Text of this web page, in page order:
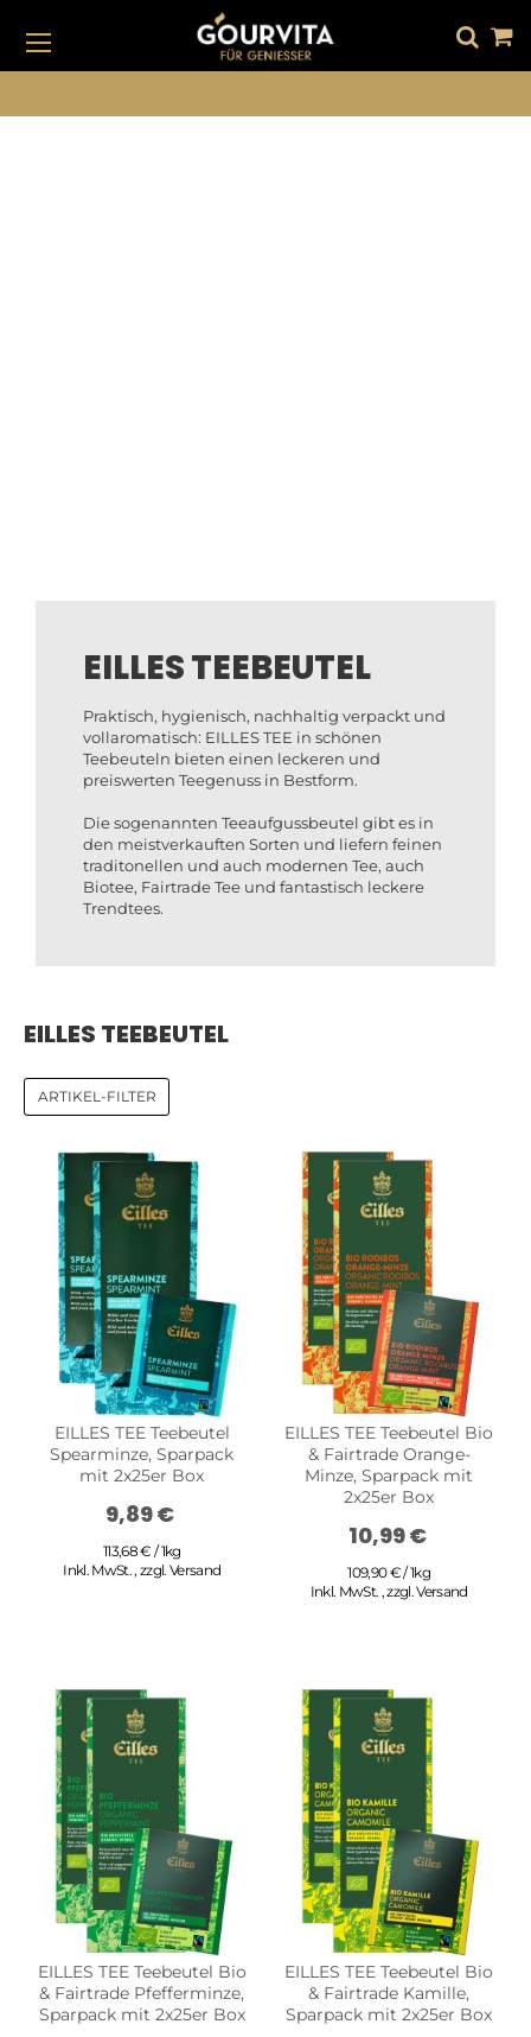
DIREKT
ZUM
INHALT
#DRÜCKEN SIE DIE EINGABETASTE, UM ZU SUCHEN
EILLES TEEBEUTEL
Praktisch, hygienisch, nachhaltig verpackt und
vollaromatisch: EILLES TEE in schönen
Teebeuteln bieten einen leckeren und
preiswerten Teegenuss in Bestform.
Die sogenannten Teeaufgussbeutel gibt es in
den meistverkauften Sorten und liefern feinen
traditonellen und auch modernen Tee, auch
Biotee, Fairtrade Tee und fantastisch leckere
Trendtees.
EILLES TEEBEUTEL
EILLES TEE Teebeutel
Spearminze, Sparpack
mit 2x25er Box
9,89 €
113,68 € / 1kg
Inkl. MwSt.,zzgl.Versand
EILLES TEE Teebeutel Bio
& Fairtrade Orange-
Minze, Sparpack mit
2x25er Box
10,99 €
109,90 € / 1kg
Inkl. MwSt. ,zzgl.Versand
EILLES TEE Teebeutel Bio
& Fairtrade Pfefferminze,
Sparpack mit 2x25er Box
EILLES TEE Teebeutel Bio
& Fairtrade Kamille,
Sparpack mit 2x25er Box
ARTIKEL-FILTER